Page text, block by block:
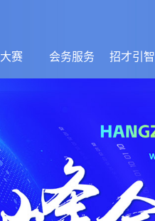
大赛 会务服务 招才引智